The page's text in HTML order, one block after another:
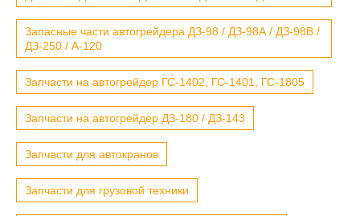
Запасные части автогрейдера ДЗ-98 / ДЗ-98А / ДЗ-98В /
ДЗ-250 / А-120
Запчасти на автогрейдер ГС-1402, ГС-1401, ГС-1805
Запчасти на автогрейдер ДЗ-180 / ДЗ-143
Запчасти для автокранов
Запчасти для грузовой техники